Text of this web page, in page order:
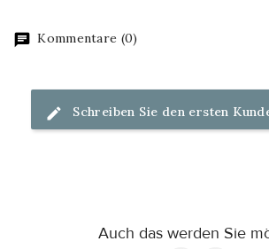
Kommentare (0)
Schreiben Sie den ersten
Auch das werden Sie